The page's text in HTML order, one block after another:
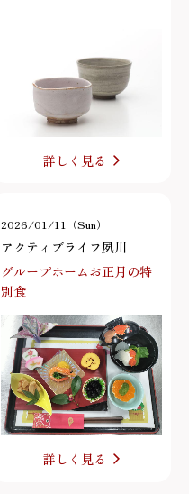
詳しく見る
2026/01/11（Sun）
アクティブライフ夙川
グループホームお正月の特
別食
詳しく見る